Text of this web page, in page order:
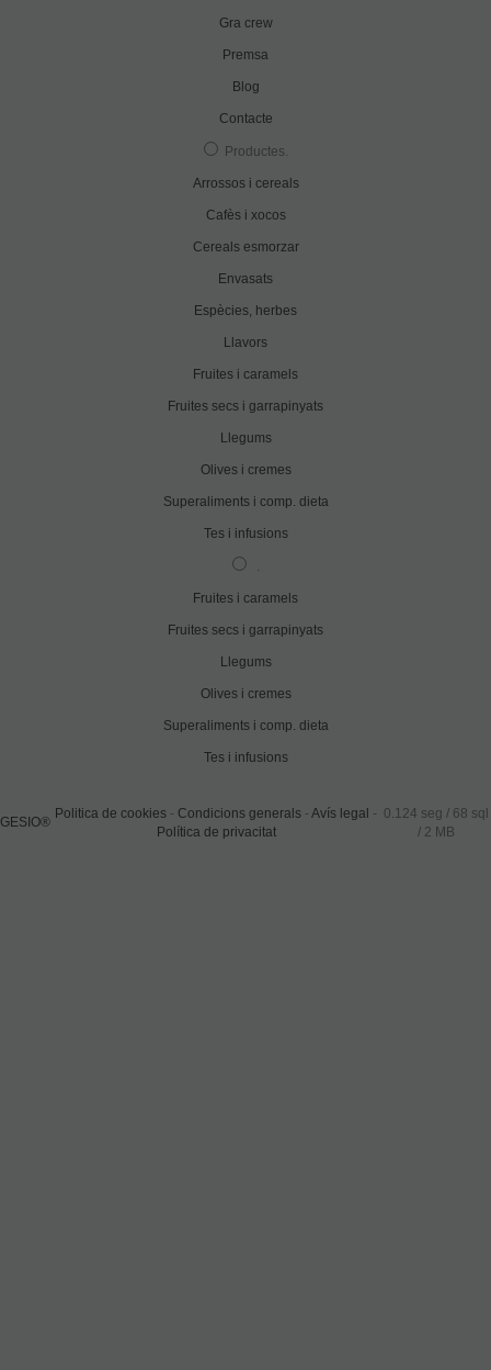
Gra crew
Premsa
Blog
Contacte
Productes
Arrossos i cereals
Cafès i xocos
Cereals esmorzar
Envasats
Espècies, herbes
Llavors
Fruites i caramels
Fruites secs i garrapinyats
Llegums
Olives i cremes
Superaliments i comp. dieta
Tes i infusions
Fruites i caramels
Fruites secs i garrapinyats
Llegums
Olives i cremes
Superaliments i comp. dieta
Tes i infusions
GESIO®
Politica de cookies - Condicions generals - Avís legal -
Política de privacitat
0.124 seg / 68 sql
/ 2 MB